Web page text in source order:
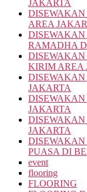
JAKARTA
AREA
RAMADHA
KIRIM AREA
DISEWAKAN
JAKARTA
JAKARTA
JAKARTA
PUASA DI
event
flooring
FLOORING